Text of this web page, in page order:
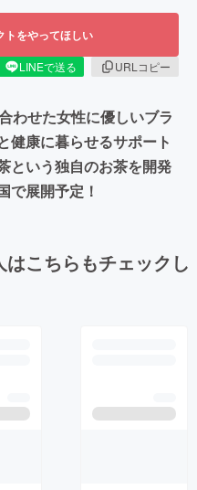
トをやってほしい
LINEで送る
URLコピー
わせた女性に優しいブラ
健康に暮らせるサポート
という独自のお茶を開発
で展開予定！
こちらもチェックし